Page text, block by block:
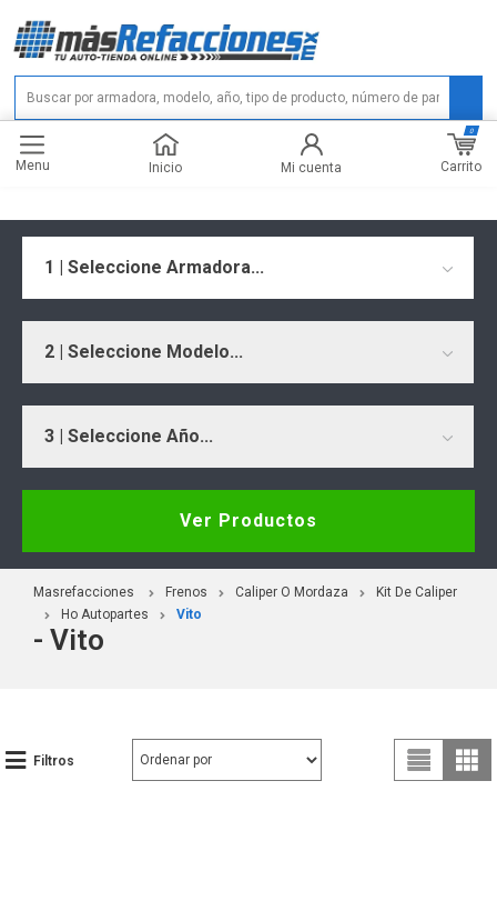
Menu Inicio Mi cuenta Carrito
0
1 | Seleccione Armadora...
2 | Seleccione Modelo...
3 | Seleccione Año...
Ver Productos
Masrefacciones Frenos Caliper O Mordaza
Kit De Caliper
Ho Autopartes
Vito
- Vito
Filtros